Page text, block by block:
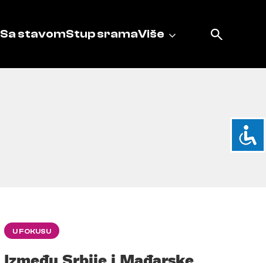
Sa stavomStup sramaViše
U FOKUSU